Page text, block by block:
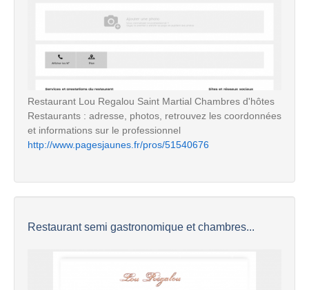
Restaurant Lou Regalou Saint Martial Chambres d'hôtes
Restaurants : adresse, photos, retrouvez les coordonnées
et informations sur le professionnel
http://www.pagesjaunes.fr/pros/51540676
Restaurant semi gastronomique et chambres...